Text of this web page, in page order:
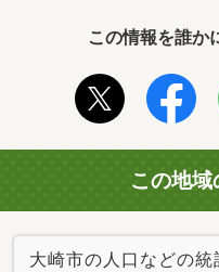
この情報を誰か
この地
大崎市の人口などの統